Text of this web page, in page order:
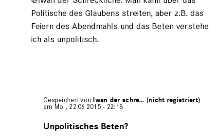
Politische des Glaubens streiten, aber z.B. das
Feiern des Abendmahls und das Beten verstehe
ich als unpolitisch.
Gespeichert von Iwan der schre… (nicht registriert)
am Mo., 22.06.2015 - 22:18
auf
Unpolitisches Beten?